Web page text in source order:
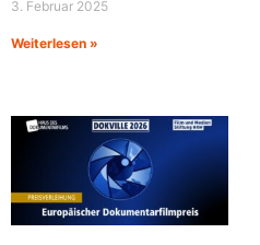
3. Februar 2025
Weiterlesen »